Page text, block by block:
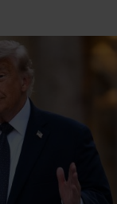
a partir del uso